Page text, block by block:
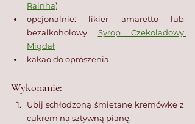
Rainha)
opcjonalnie: likier amaretto lub
bezalkoholowy Syrop Czekoladowy
Migdał
kakao do oprószenia
Wykonanie:
Ubij schłodzoną śmietanę kremówkę z
cukrem na sztywną pianę.